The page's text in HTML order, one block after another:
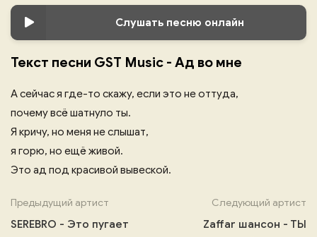
Слушать песню онлайн
Текст песни GST Music - Ад во мне
А сейчас я где-то скажу, если это не оттуда,
почему всё шатнуло ты.
Я кричу, но меня не слышат,
я горю, но ещё живой.
Это ад под красивой вывеской.
Предыдущий артист
SEREBRO - Это пугает
Следующий артист
Zaffar шансон - ТЫ